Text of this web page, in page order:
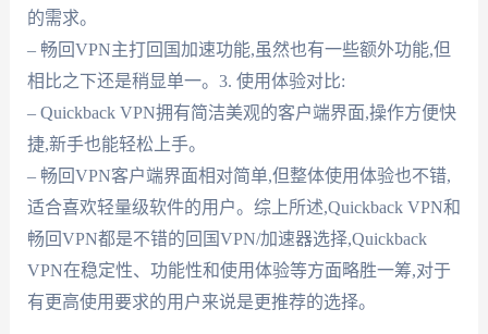
的需求。
– 畅回VPN主打回国加速功能,虽然也有一些额外功能,但
相比之下还是稍显单一。3. 使用体验对比:
– Quickback VPN拥有简洁美观的客户端界面,操作方便快
捷,新手也能轻松上手。
– 畅回VPN客户端界面相对简单,但整体使用体验也不错,
适合喜欢轻量级软件的用户。综上所述,Quickback VPN和
畅回VPN都是不错的回国VPN/加速器选择,Quickback
VPN在稳定性、功能性和使用体验等方面略胜一筹,对于
有更高使用要求的用户来说是更推荐的选择。